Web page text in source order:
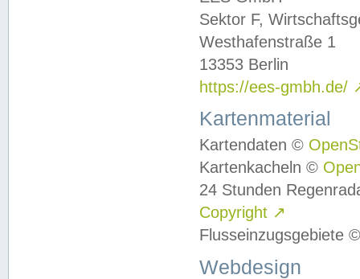
Sektor F,
Westhafenstraße 1
13353 Berlin
https://ees-gmbh.de/
Kartenmaterial
Kartendaten ©
Kartenkacheln ©
24 Stunden
Copyright ↗
Flusseinzugsgebiete
Webdesign